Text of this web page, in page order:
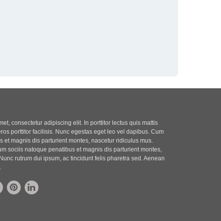
consectetur adipiscing elit. In porttitor lectus quis mattis
porttitor facilisis. Nunc egestas eget leo vel dapibus. Cum
et magnis dis parturient montes, nascetur ridiculus mus.
sociis natoque penatibus et magnis dis parturient montes,
rutrum dui ipsum, ac tincidunt felis pharetra sed. Aenean